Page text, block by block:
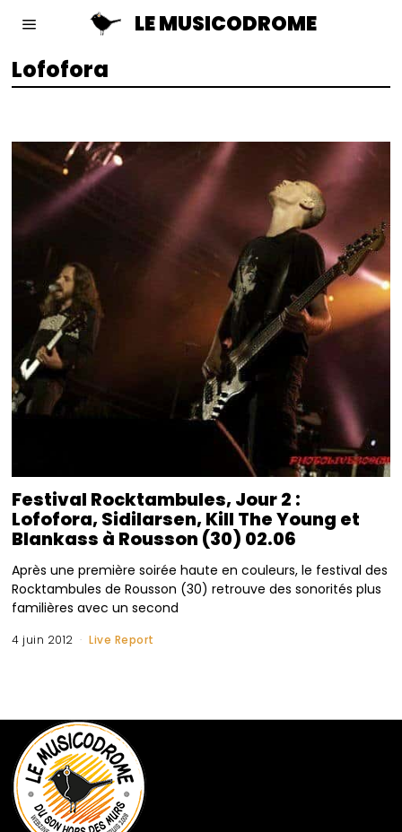
LE MUSICODROME
Lofofora
Festival Rocktambules, Jour 2 :
Lofofora, Sidilarsen, Kill The Young et
Blankass à Rousson (30) 02.06
Après une première soirée haute en couleurs, le festival des
Rocktambules de Rousson (30) retrouve des sonorités plus
familières avec un second
4 juin 2012 Live Report